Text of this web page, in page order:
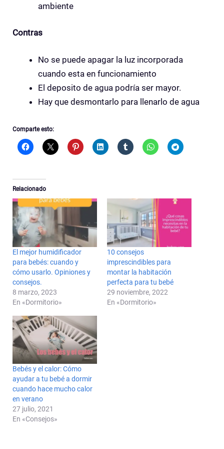
ambiente
Contras
No se puede apagar la luz incorporada
cuando esta en funcionamiento
El deposito de agua podría ser mayor.
Hay que desmontarlo para llenarlo de agua
Comparte esto:
Relacionado
El mejor humidificador
para bebés: cuando y
cómo usarlo. Opiniones y
consejos.
8 marzo, 2023
En «Dormitorio»
10 consejos
imprescindibles para
montar la habitación
perfecta para tu bebé
29 noviembre, 2022
En «Dormitorio»
Bebés y el calor: Cómo
ayudar a tu bebé a dormir
cuando hace mucho calor
en verano
27 julio, 2021
En «Consejos»